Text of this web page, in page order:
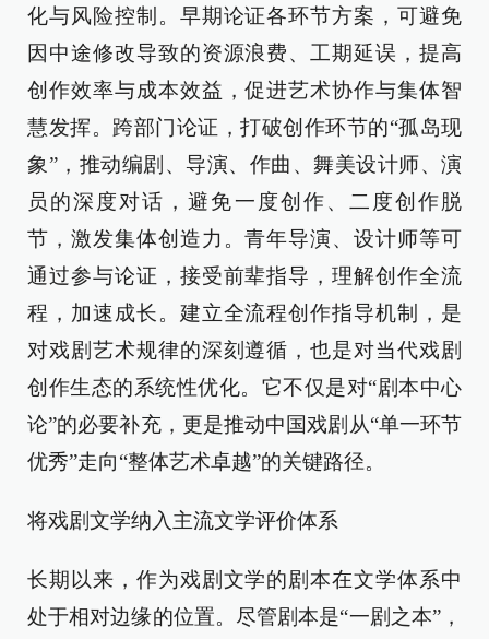
化与风险控制。早期论证各环节方案，可避免
因中途修改导致的资源浪费、工期延误，提高
创作效率与成本效益，促进艺术协作与集体智
慧发挥。跨部门论证，打破创作环节的“孤岛现
象”，推动编剧、导演、作曲、舞美设计师、演
员的深度对话，避免一度创作、二度创作脱
节，激发集体创造力。青年导演、设计师等可
通过参与论证，接受前辈指导，理解创作全流
程，加速成长。建立全流程创作指导机制，是
对戏剧艺术规律的深刻遵循，也是对当代戏剧
创作生态的系统性优化。它不仅是对“剧本中心
论”的必要补充，更是推动中国戏剧从“单一环节
优秀”走向“整体艺术卓越”的关键路径。
将戏剧文学纳入主流文学评价体系
长期以来，作为戏剧文学的剧本在文学体系中
处于相对边缘的位置。尽管剧本是“一剧之本”，